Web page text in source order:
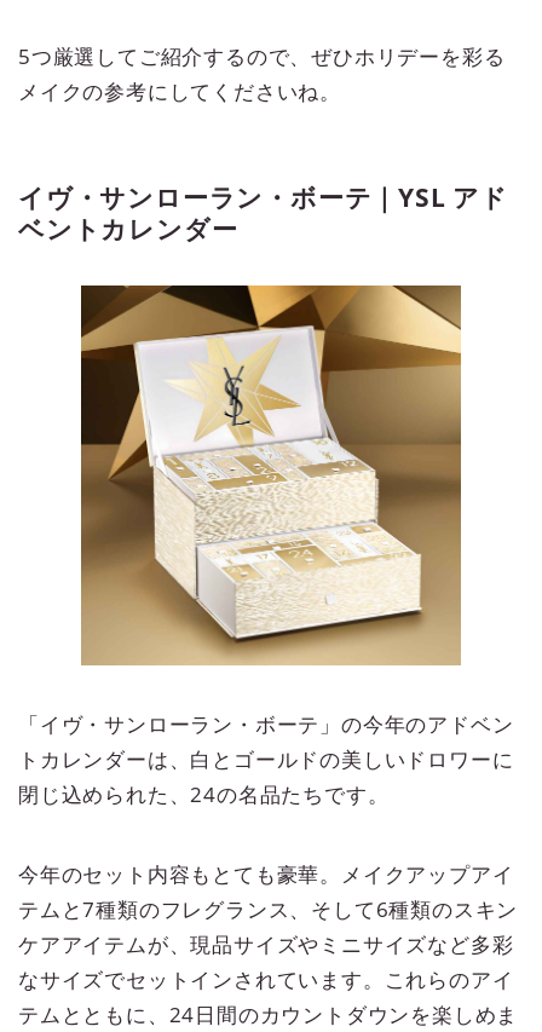
5つ厳選してご紹介するので、ぜひホリデーを彩る
メイクの参考にしてくださいね。
イヴ・サンローラン・ボーテ｜YSL アド
ベントカレンダー
「イヴ・サンローラン・ボーテ」の今年のアドベン
トカレンダーは、白とゴールドの美しいドロワーに
閉じ込められた、24の名品たちです。
今年のセット内容もとても豪華。メイクアップアイ
テムと7種類のフレグランス、そして6種類のスキン
ケアアイテムが、現品サイズやミニサイズなど多彩
なサイズでセットインされています。これらのアイ
テムとともに、24日間のカウントダウンを楽しめま